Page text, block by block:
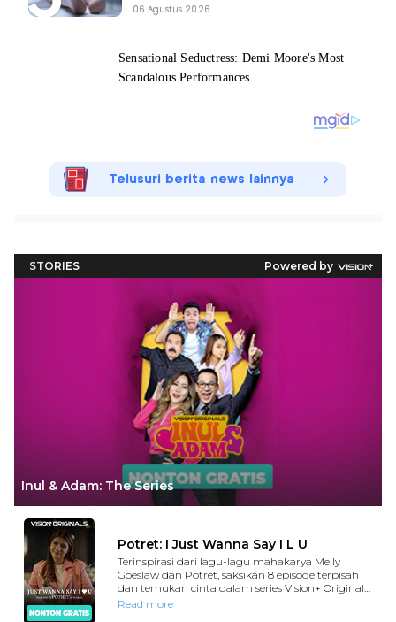
06 Agustus 2026
Telusuri berita news lainnya